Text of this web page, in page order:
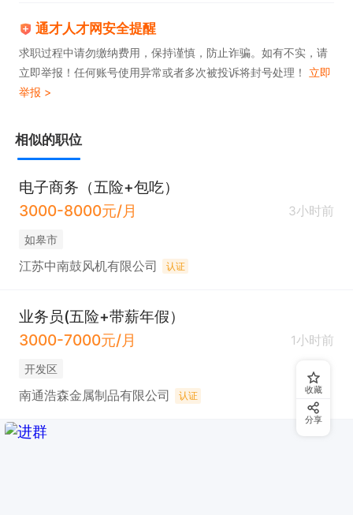
通才人才网安全提醒
求职过程中请勿缴纳费用，保持谨慎，防止诈骗。如有不实，请
立即举报！任何账号使用异常或者多次被投诉将封号处理！ 立即
举报 >
相似的职位
电子商务（五险+包吃）
3000-8000元/月
3小时前
如皋市
江苏中南鼓风机有限公司 认证
业务员(五险+带薪年假）
3000-7000元/月
1小时前
开发区
南通浩森金属制品有限公司 认证 收藏
分享